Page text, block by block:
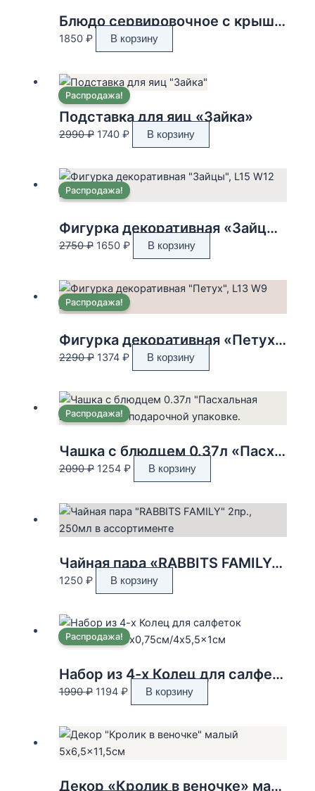
Блюдо сервировочное с крышкой «RABBIT FAMILY» 14х14х16см
1850 ₽ В корзину
Распродажа!
Подставка для яиц «Зайка»
2990₽ Первоначальная
2990 ₽.
1740 ₽Текущая
цена:
В корзину
Распродажа!
Фигурка декоративная «Зайцы», L15 W12 H26 см
2750₽ Первоначальная
составляла
2750 ₽.
1650 ₽Текущая
цена:
1650 ₽.
В корзину
Распродажа!
Фигурка декоративная «Петух», L13 W9 H25 см
2290₽ Первоначальная
составляла
2290 ₽.
1374 ₽Текущая
цена:
1374 ₽.
В корзину
Распродажа!
Чашка с блюдцем 0.37л «Пасхальная коллекция» в подарочной упаковке.
2090₽ Первоначальная
составляла
2090 ₽.
1254 ₽Текущая
цена:
1254 ₽.
В корзину
Чайная пара «RABBITS FAMILY» 2пр., 250мл в ассортименте
1250 ₽ В корзину
Распродажа!
Набор из 4-х Колец для салфеток «Кролики» 3,5×0,75см/4×5,5×1см
1990₽ Первоначальная
1990 ₽.
1194 ₽Текущая
цена:
В корзину
Декор «Кролик в веночке» малый 5×6,5×11,5см